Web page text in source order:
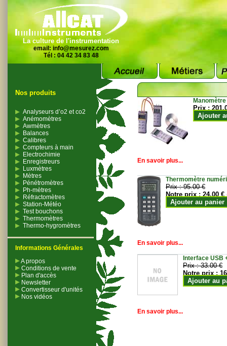
La culture de l'instrumentation
email: info@mesurez.com
Tél : 04 42 34 83 48
Nos produits
Analyseurs d’o2 et co2
Anémomètres
Awmètres
Balances
Calibres
Compteurs à main
Electrochimie
Enregistreurs
Luxmètres
Mètres
Pénétromètres
Ph-mètres
Réfractomètres
Station-Météo
Test bouchons
Thermomètres
Thermo-hygromètres
Informations Générales
A propos
Conditions de vente
Plan d'accès
Newsletter
Convertisseur d'unités
Nos vidéos
Prix :
Ajouter
En savoir plus...
Thermomètre
Prix :95.00 €
Notre prix :24.00 €
Ajouter au panier
En savoir plus...
Interface USB
Prix :33.00 €
Notre prix :
Ajouter au
En savoir plus...